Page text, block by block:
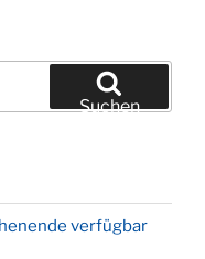
Suchen
verfügbar